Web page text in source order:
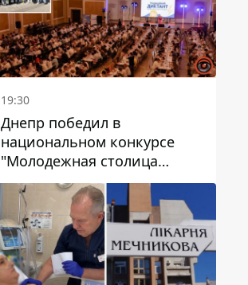
19:30
Днепр победил в
национальном конкурсе
"Молодежная столица
Украины – 2026"